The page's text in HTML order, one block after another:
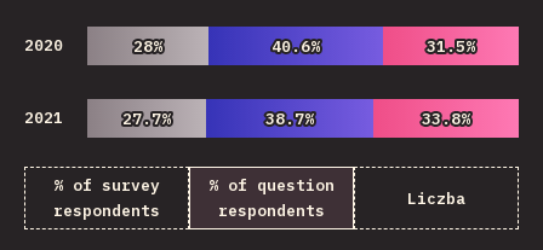
2020 28%
28% 40.6%
40.6% 31.5%
31.5%
2021 27.7%
27.7% 38.7%
38.7% 33.8%
33.8%
% of survey
respondents
% of question
respondents
Liczba